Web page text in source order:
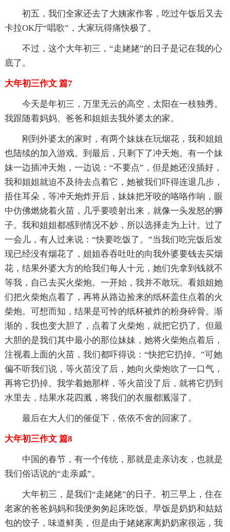
初五，我们全家还去了大姨家作客，吃过午饭后又去
卡拉OK厅“唱歌”，大家玩得痛快极了。
不过，这个大年初三，“走姥姥”的日子是记在我的心
底了。
大年初三作文 篇7
今天是年初三，万里无云的高空，太阳在一枝独秀。
我跟随着妈妈、爸爸和姐姐去我外婆太的家。
刚到外婆太的家时，有两个妹妹在玩烟花，我和姐姐
也陆续的加入游戏。到最后，只剩下了冲天炮。有一个妹
妹一边插冲天炮，一边说：“不要点”，但是她还没插好，
我和姐姐就迫不及待去点着它，她被我们吓得连退几步，
捂住耳朵，等冲天炮炸开后，妹妹把牙咬的咯咯作响，眼
中仿佛燃烧着火苗，几乎要喷射出来，就像一头发怒的狮
子。我和姐姐都感到情况不妙，所以选择走为上计。过了
一会儿，有人过来说：“快要吃饭了。”当我们吃完饭后发
现已经没有烟花了，姐姐吞吞吐吐的向我外婆要钱去买烟
花，结果外婆大方的给我们每人十元，她们先拿到钱就不
等我，自己去买火柴炮。一开始，我并不敢玩。看姐姐她
们把火柴炮点着了，再将从路边捡来的纸杯盖住点着的火
柴炮。可想而知，结果是可怜的纸杯被炸的粉身碎骨。渐
渐的，我也变大胆了，点着了火柴炮，就把它扔了。但最
大胆的是我们其中最小的那位妹妹，她将火柴炮点着后，
注视着上面的火苗，我们都吓得说：“快把它扔掉。”可她
偏不听我们说，等火苗没了后，她向火柴炮吹了一口气，
再将它扔掉。我学着她那样，等火苗没了后，就将它扔到
水里去，结果水花四溅，将我们的衣服都溅湿了。
最后在大人们的催促下，依依不舍的回家了。
大年初三作文 篇8
中国的春节，有一个传统，那就是走亲访友，也就是
我们俗话说的“走亲戚”。
大年初三，是我们“走姥姥”的日子。初三早上，住在
老家的爸爸妈妈和我便匆匆起床吃饭。早饭是奶奶和姑姑
包的饺子，味道鲜美，但是由于姥姥家离奶奶家很远，我